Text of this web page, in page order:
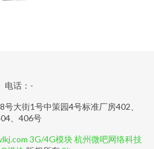
电话：-
大街1号中策园4号标准厂房402、
、406号
3G/4G模块杭州微吧网络科技